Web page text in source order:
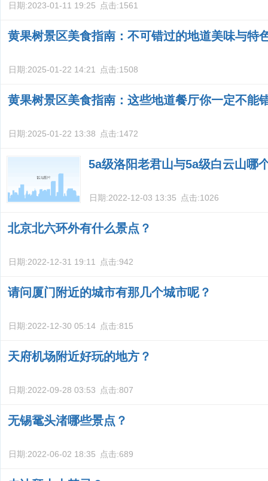
日期:2023-01-11 19:25 点击:1561
黄果树景区美食指南：不可错过的地道美味与特
日期:2025-01-22 14:21 点击:1508
黄果树景区美食指南：这些地道餐厅你一定不能
日期:2025-01-22 13:38 点击:1472
5a级洛阳老君山与5a级白云山哪
日期:2022-12-03 13:35 点击:1026
北京北六环外有什么景点？
日期:2022-12-31 19:11 点击:942
请问厦门附近的城市有那几个城市呢？
日期:2022-12-30 05:14 点击:815
天府机场附近好玩的地方？
日期:2022-09-28 03:53 点击:807
无锡鼋头渚哪些景点？
日期:2022-06-02 18:35 点击:689